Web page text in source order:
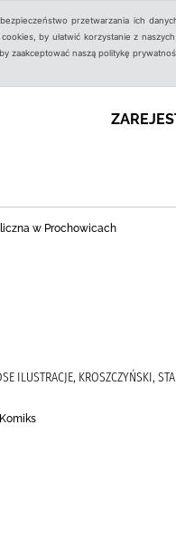
przetwarzania ich
by ułatwić korzystanie z
zaakceptować naszą politykę
w Prochowicach
ILUSTRACJE, KROSZCZYŃSKI,